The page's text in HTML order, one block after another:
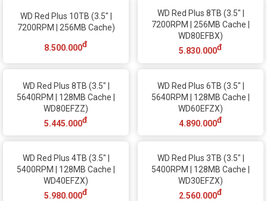
WD Red Plus 10TB (3.5" |
7200RPM | 256MB Cache)
8.500.000đ
WD Red Plus 8TB (3.5" |
7200RPM | 256MB Cache |
WD80EFBX)
5.830.000đ
WD Red Plus 8TB (3.5" |
5640RPM | 128MB Cache |
WD80EFZZ)
5.445.000đ
WD Red Plus 6TB (3.5" |
5640RPM | 128MB Cache |
WD60EFZX)
4.890.000đ
WD Red Plus 4TB (3.5" |
5400RPM | 128MB Cache |
WD40EFZX)
5.980.000đ
WD Red Plus 3TB (3.5" |
5400RPM | 128MB Cache |
WD30EFZX)
2.560.000đ